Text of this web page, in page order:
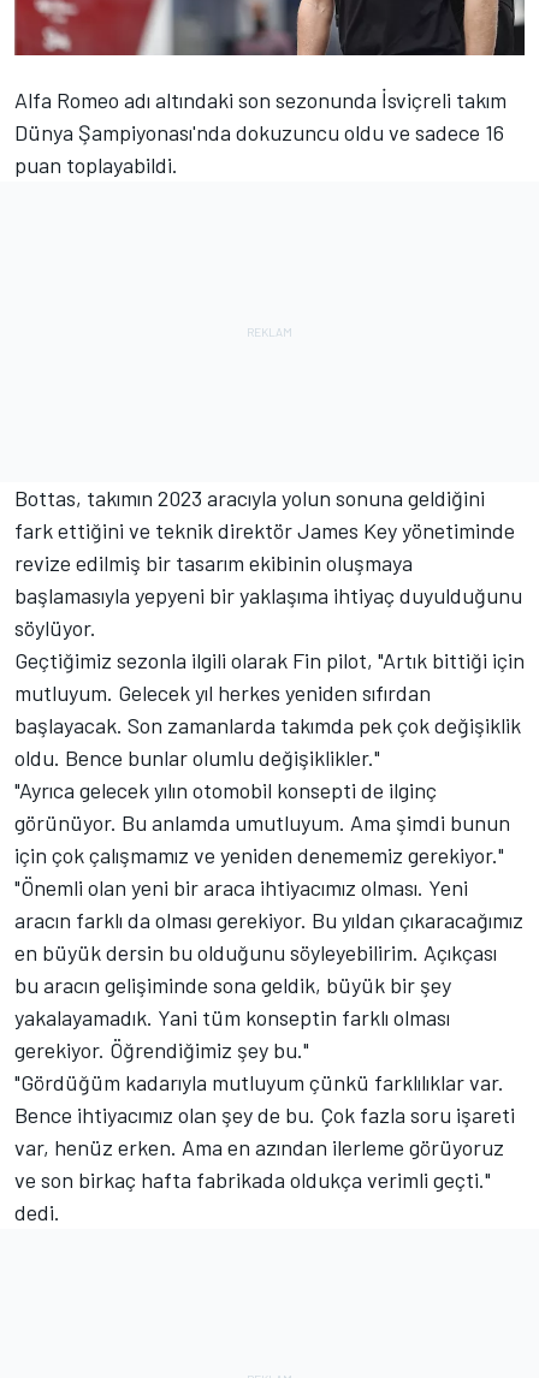
Alfa Romeo adı altındaki son sezonunda İsviçreli takım
Dünya Şampiyonası'nda dokuzuncu oldu ve sadece 16
puan toplayabildi.
Bottas, takımın 2023 aracıyla yolun sonuna geldiğini
fark ettiğini ve teknik direktör James Key yönetiminde
revize edilmiş bir tasarım ekibinin oluşmaya
başlamasıyla yepyeni bir yaklaşıma ihtiyaç duyulduğunu
söylüyor.
Geçtiğimiz sezonla ilgili olarak Fin pilot, "Artık bittiği için
mutluyum. Gelecek yıl herkes yeniden sıfırdan
başlayacak. Son zamanlarda takımda pek çok değişiklik
oldu. Bence bunlar olumlu değişiklikler."
"Ayrıca gelecek yılın otomobil konsepti de ilginç
görünüyor. Bu anlamda umutluyum. Ama şimdi bunun
için çok çalışmamız ve yeniden denememiz gerekiyor."
"Önemli olan yeni bir araca ihtiyacımız olması. Yeni
aracın farklı da olması gerekiyor. Bu yıldan çıkaracağımız
en büyük dersin bu olduğunu söyleyebilirim. Açıkçası
bu aracın gelişiminde sona geldik, büyük bir şey
yakalayamadık. Yani tüm konseptin farklı olması
gerekiyor. Öğrendiğimiz şey bu."
"Gördüğüm kadarıyla mutluyum çünkü farklılıklar var.
Bence ihtiyacımız olan şey de bu. Çok fazla soru işareti
var, henüz erken. Ama en azından ilerleme görüyoruz
ve son birkaç hafta fabrikada oldukça verimli geçti."
dedi.